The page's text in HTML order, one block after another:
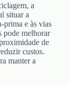
a
situar a
prima e às vias
pode melhorar
de
custos.
manter a